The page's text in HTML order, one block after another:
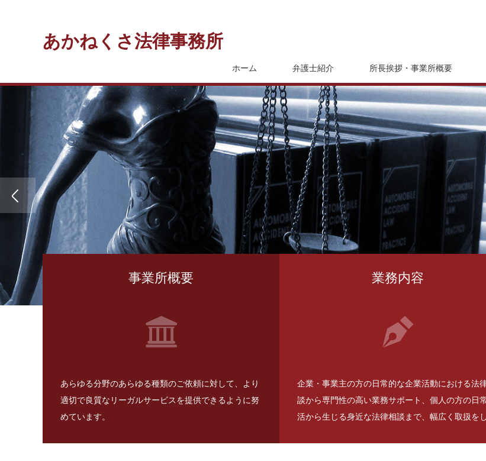
あかねくさ法律事務所
ホーム 弁護士紹介 所長挨拶・事業所概要
事業所概要
あらゆる分野のあらゆる種類のご依頼に対して、より
適切で良質なリーガルサービスを提供できるように努
めています。
業務内容
企業・事業主の方の日常的な企業活動における法
談から専門性の高い業務サポート、個人の方の日
活から生じる身近な法律相談まで、幅広く取扱を